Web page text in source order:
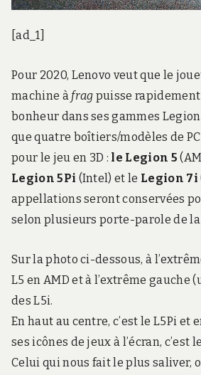
[ad_1]
Pour 2020, Lenovo veut que le
machine à frag puisse
bonheur dans ses gammes
que quatre boîtiers/modèles de
pour le jeu en 3D : le Legion 5
Legion 5Pi (Intel) et le Legion 7i
appellations seront conservées
selon plusieurs porte-parole de la
Sur la photo ci-dessous, à
L5 en AMD et à l’extrême gauche
des L5i.
En haut au centre, c’est le L5Pi et
ses icônes de jeux à l’écran, c’est
Celui qui nous fait le plus saliver,